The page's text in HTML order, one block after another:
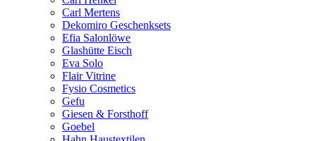
Carl Mertens
Dekomiro Geschenksets
Efia Salonlöwe
Glashütte Eisch
Eva Solo
Flair Vitrine
Fysio Cosmetics
Gefu
Giesen & Forsthoff
Goebel